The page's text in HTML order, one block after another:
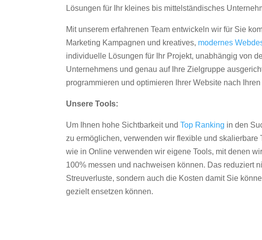
Lösungen für Ihr kleines bis mittelständisches
Mit unserem erfahrenen Team entwickeln wir für Sie
Marketing Kampagnen und kreatives, modernes
individuelle Lösungen für Ihr Projekt, unabhängig von
Unternehmens und genau auf Ihre Zielgruppe
programmieren und optimieren Ihrer Website nach
Unsere Tools:
Um Ihnen hohe Sichtbarkeit undTop Ranking in den
zu ermöglichen, verwenden wir flexible und skalierbare
wie in Online verwenden wir eigene Tools, mit denen
100% messen und nachweisen können. Das reduziert
Streuverluste, sondern auch die Kosten damit Sie
gezielt ensetzen können.